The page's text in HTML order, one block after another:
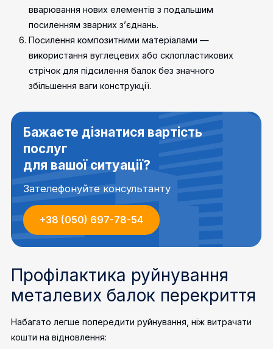
вварювання нових елементів з подальшим
посиленням зварних з’єднань.
Посилення композитними матеріалами —
використання вуглецевих або склопластикових
стрічок для підсилення балок без значного
збільшення ваги конструкції.
Бажаєте дізнатися вартість
послуг
для вашої ситуації?
Зателефонуйте консультанту
+38 (050) 697-78-54
Профілактика руйнування
металевих балок перекриття
Набагато легше попередити руйнування, ніж витрачати
кошти на відновлення: